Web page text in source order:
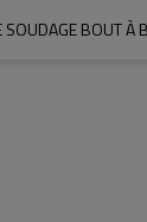
SOUDAGE BOUT